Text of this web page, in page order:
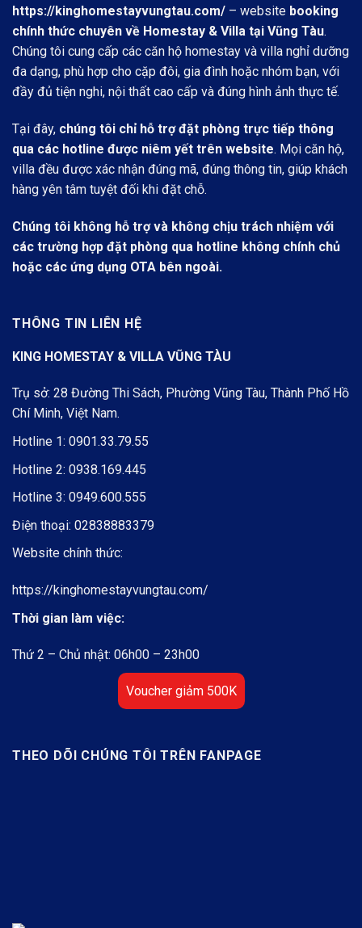
https://kinghomestayvungtau.com/ – website booking
chính thức chuyên về Homestay & Villa tại Vũng Tàu.
Chúng tôi cung cấp các căn hộ homestay và villa nghỉ dưỡng
đa dạng, phù hợp cho cặp đôi, gia đình hoặc nhóm bạn, với
đầy đủ tiện nghi, nội thất cao cấp và đúng hình ảnh thực tế.
Tại đây, chúng tôi chỉ hỗ trợ đặt phòng trực tiếp thông
qua các hotline được niêm yết trên website. Mọi căn hộ,
villa đều được xác nhận đúng mã, đúng thông tin, giúp khách
hàng yên tâm tuyệt đối khi đặt chỗ.
Chúng tôi không hỗ trợ và không chịu trách nhiệm với
các trường hợp đặt phòng qua hotline không chính chủ
hoặc các ứng dụng OTA bên ngoài.
THÔNG TIN LIÊN HỆ
KING HOMESTAY & VILLA VŨNG TÀU
Trụ sở: 28 Đường Thi Sách, Phường Vũng Tàu, Thành Phố Hồ
Chí Minh, Việt Nam.
Hotline 1: 0901.33.79.55
Hotline 2: 0938.169.445
Hotline 3: 0949.600.555
Điện thoại: 02838883379
Website chính thức:
https://kinghomestayvungtau.com/
Thời gian làm việc:
Thứ 2 – Chủ nhật: 06h00 – 23h00
Voucher giảm 500K
THEO DÕI CHÚNG TÔI TRÊN FANPAGE